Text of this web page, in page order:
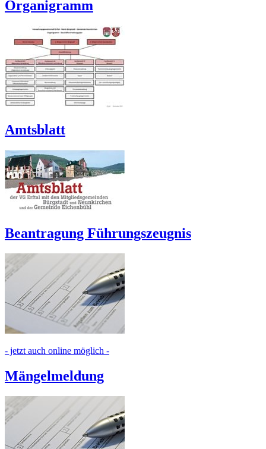
Organigramm
Amtsblatt
Beantragung Führungszeugnis
- jetzt auch online möglich -
Mängelmeldung